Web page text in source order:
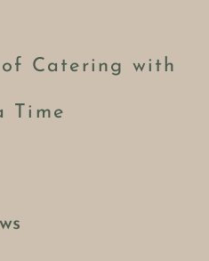
Catering with
Time